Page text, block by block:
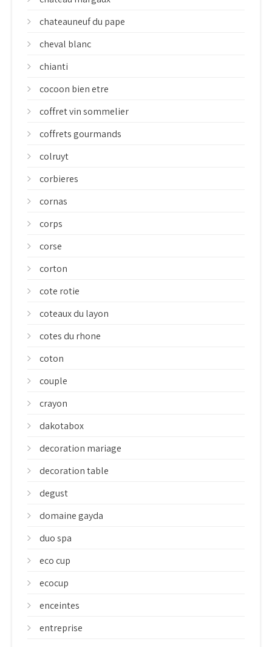
chateauneuf du pape
cheval blanc
chianti
cocoon bien etre
coffret vin sommelier
coffrets gourmands
colruyt
corbieres
cornas
corps
corse
corton
cote rotie
coteaux du layon
cotes du rhone
coton
couple
crayon
dakotabox
decoration mariage
decoration table
degust
domaine gayda
duo spa
eco cup
ecocup
enceintes
entreprise